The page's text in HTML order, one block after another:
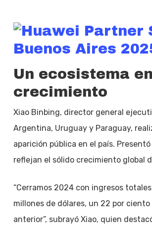
Un ecosistema
crecimiento
Xiao Binbing, director general
Argentina, Uruguay y Paraguay,
aparición pública en el país.
reflejan el sólido crecimiento global
“Cerramos 2024 con ingresos
millones de dólares, un 22 por ciento
anterior”, subrayó Xiao, quien